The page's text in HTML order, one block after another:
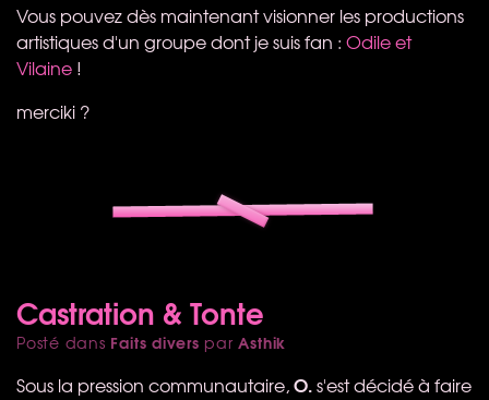
Vous pouvez dès maintenant visionner les productions
artistiques d'un groupe dont je suis fan : Odile et
Vilaine !
merciki ?
Castration & Tonte
Posté dans Faits divers parAsthik
Sous la pression communautaire,O.s'est décidé à faire